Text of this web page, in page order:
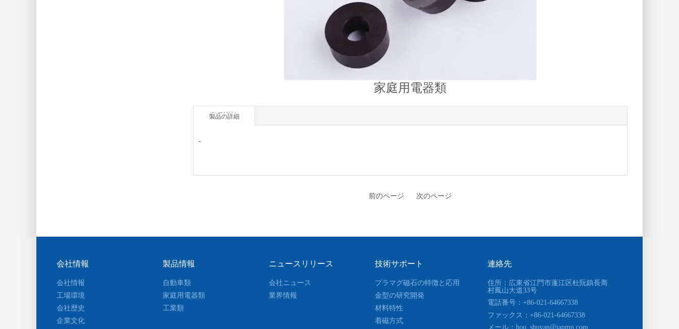
家庭用電器類
商品详情
-
前のページ 次のページ
製品の詳細
住所：広東省江門市蓬江区杜阮鎮長喬
村鳳山大道33号
電話番号：+86-021-64667338
ファックス ：+86-021-64667338
メール： hou_shuyan@japmp.com
連絡先
会社情報
会社情報
工場環境
会社歴史
企業文化
製品情報
自動車類
家庭用電器類
工業類
ニュースリリース
会社ニュース
業界情報
技術サポート
プラマグ磁石の特徴と応用
金型の研究開発
材料特性
着磁方式